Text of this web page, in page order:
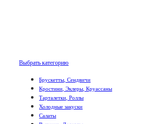
Выбрать категорию
Брускетты, Сендвичи
Кростини, Эклеры, Круассаны
Тарталетки, Роллы
Холодные закуски
Салаты